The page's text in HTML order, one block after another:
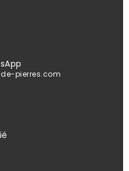
pierres.com